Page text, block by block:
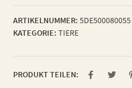
ARTIKELNUMMER: 5DE500080055
KATEGORIE: TIERE
PRODUKT TEILEN: